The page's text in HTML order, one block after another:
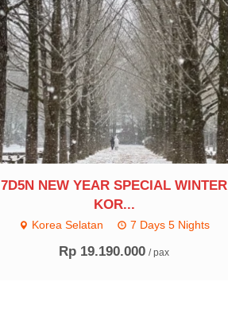
7D5N NEW YEAR SPECIAL WINTER
KOR...
Korea Selatan 7 Days 5 Nights
Rp 19.190.000 / pax